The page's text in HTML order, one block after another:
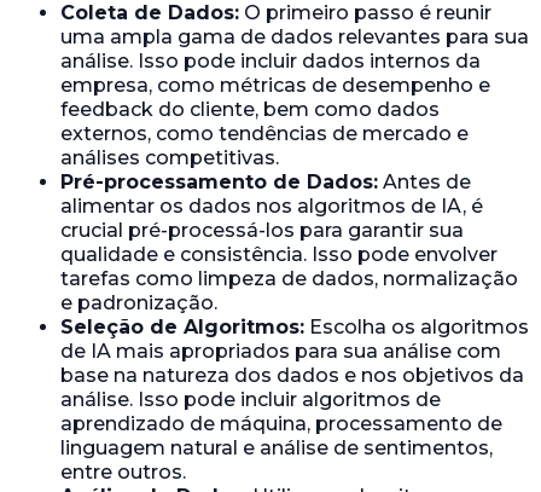
Coleta de Dados: O primeiro passo é reunir
uma ampla gama de dados relevantes para sua
análise. Isso pode incluir dados internos da
empresa, como métricas de desempenho e
feedback do cliente, bem como dados
externos, como tendências de mercado e
análises competitivas.
Pré-processamento de Dados: Antes de
alimentar os dados nos algoritmos de IA, é
crucial pré-processá-los para garantir sua
qualidade e consistência. Isso pode envolver
tarefas como limpeza de dados, normalização
e padronização.
Seleção de Algoritmos: Escolha os algoritmos
de IA mais apropriados para sua análise com
base na natureza dos dados e nos objetivos da
análise. Isso pode incluir algoritmos de
aprendizado de máquina, processamento de
linguagem natural e análise de sentimentos,
entre outros.